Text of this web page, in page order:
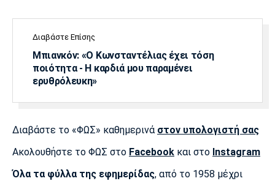
Μπορούσια
Ντόρτμουντ
Παρί Σεν
Ζερμέν
Μαρσέιγ
Μονακό
Ερυθρός
Αστέρας
Τότεναμ
Διαβάστε Επίσης
Μπιανκόν: «Ο Κωνσταντέλιας έχει τόση
ποιότητα - Η καρδιά μου παραμένει
ερυθρόλευκη»
Διαβάστε το «ΦΩΣ» καθημερινά στον υπολογιστή σας
Ακολουθήστε το ΦΩΣ στο Facebook και στο Instagram
Όλα τα φύλλα της εφημερίδας, από το 1958 μέχρι